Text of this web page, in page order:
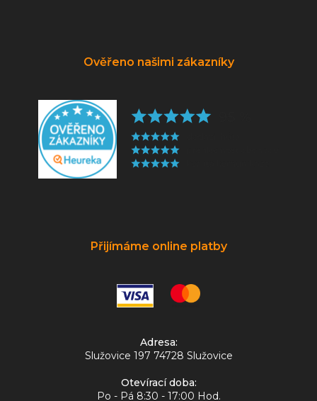
Ověřeno našimi zákazníky
Přijímáme online platby
Adresa:
Služovice 197 74728 Služovice
Otevírací doba:
Po - Pá 8:30 - 17:00 Hod.